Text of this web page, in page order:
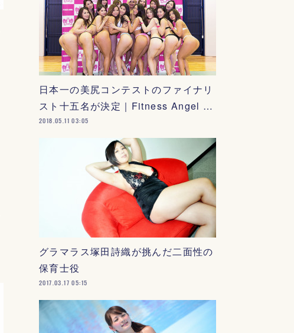
日本一の美尻コンテストのファイナリ
スト十五名が決定｜Fitness Angel …
2018.05.11 03:05
グラマラス塚田詩織が挑んだ二面性の
保育士役
2017.03.17 05:15